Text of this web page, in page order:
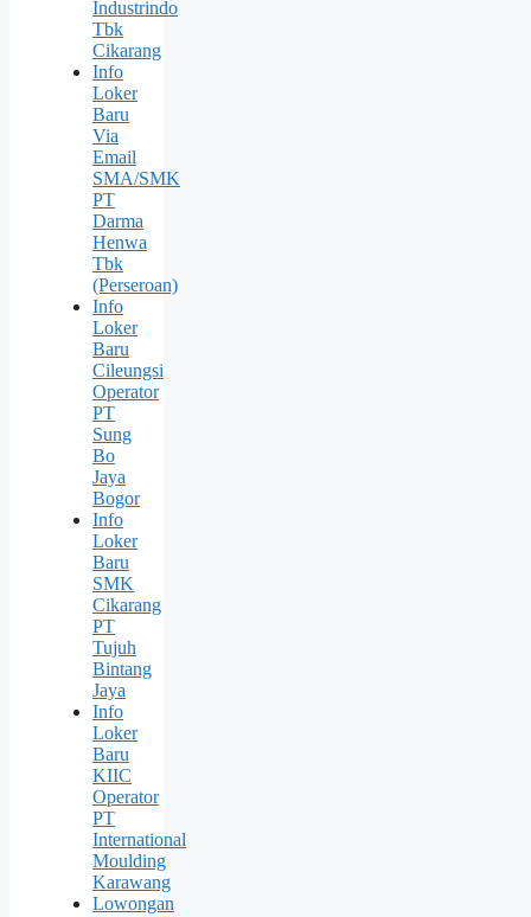
Industrindo
Tbk
Cikarang
Info
Loker
Baru
Via
Email
SMA/SMK
PT
Darma
Henwa
Tbk
(Perseroan)
Info
Loker
Baru
Cileungsi
Operator
PT
Sung
Bо
Jaya
Bogor
Info
Loker
Baru
SMK
Cikarang
PT
Tujuh
Bintang
Jaya
Info
Loker
Baru
KIIC
Operator
PT
International
Moulding
Karawang
Lowongan